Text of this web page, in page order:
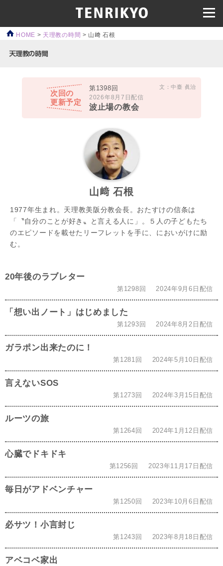
HOME > 天理教の時間 > 山﨑 石根
次回の
更新予定
第1398回
2026年8月7日配信
波止場の教会
文：中臺 眞治
山﨑 石根
1977年生まれ。天理教美阪分教会長。おたすけの信条は
「〝自分のことが好き〟と言える人に」。５人の子どもたち
のエピソードを載せたリーフレットを手に、においがけに励
む。
20年後のラブレター
第1298回 2024年9月6日配信
「想い出ノート」はじめました
第1293回 2024年8月2日配信
ガラポン出来たのに！
第1281回 2024年5月10日配信
言えないSOS
第1273回 2024年3月15日配信
ルーツの旅
第1264回 2024年1月12日配信
心臓でドキドキ
第1256回 2023年11月17日配信
毎日がアドベンチャー
第1250回 2023年10月6日配信
必サツ！小言封じ
第1243回 2023年8月18日配信
アベコベ家出